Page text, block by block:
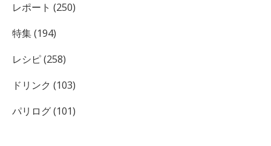
レポート (250)
特集 (194)
レシピ (258)
ドリンク (103)
パリログ (101)